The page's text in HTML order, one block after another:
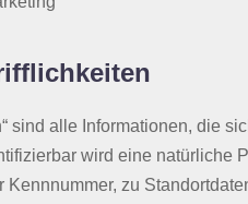
sind alle Informationen, die
wird eine
zu